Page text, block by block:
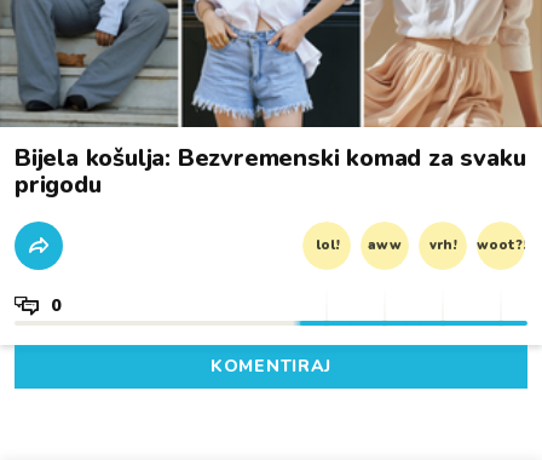
Bijela košulja: Bezvremenski komad za svaku
prigodu
lol! aww vrh! woot?!
0
KOMENTIRAJ